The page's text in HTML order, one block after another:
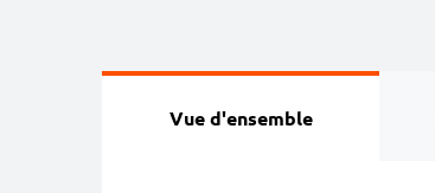
Vue d'ensemble